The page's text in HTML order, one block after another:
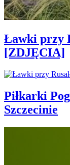
Ławki przy
[ZDJĘCIA]
Piłkarki
Szczecinie